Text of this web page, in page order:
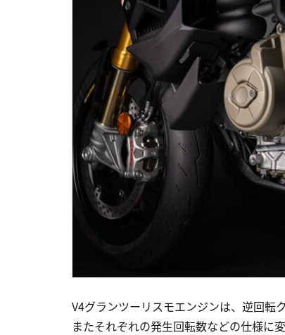
V4グランツーリスモエンジンは、逆回転
またそれぞれの発生回転数などの仕様に